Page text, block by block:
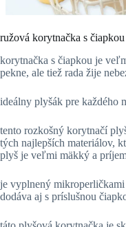
ružová korytnačka s čiapkou
korytnačka s čiapkou je
pekne, ale tiež rada žije
ideálny plyšák pre každého
tento rozkošný korytnačí
tých najlepších materiálov,
plyš je veľmi mäkký a
je vyplnený
dodáva aj s príslušnou